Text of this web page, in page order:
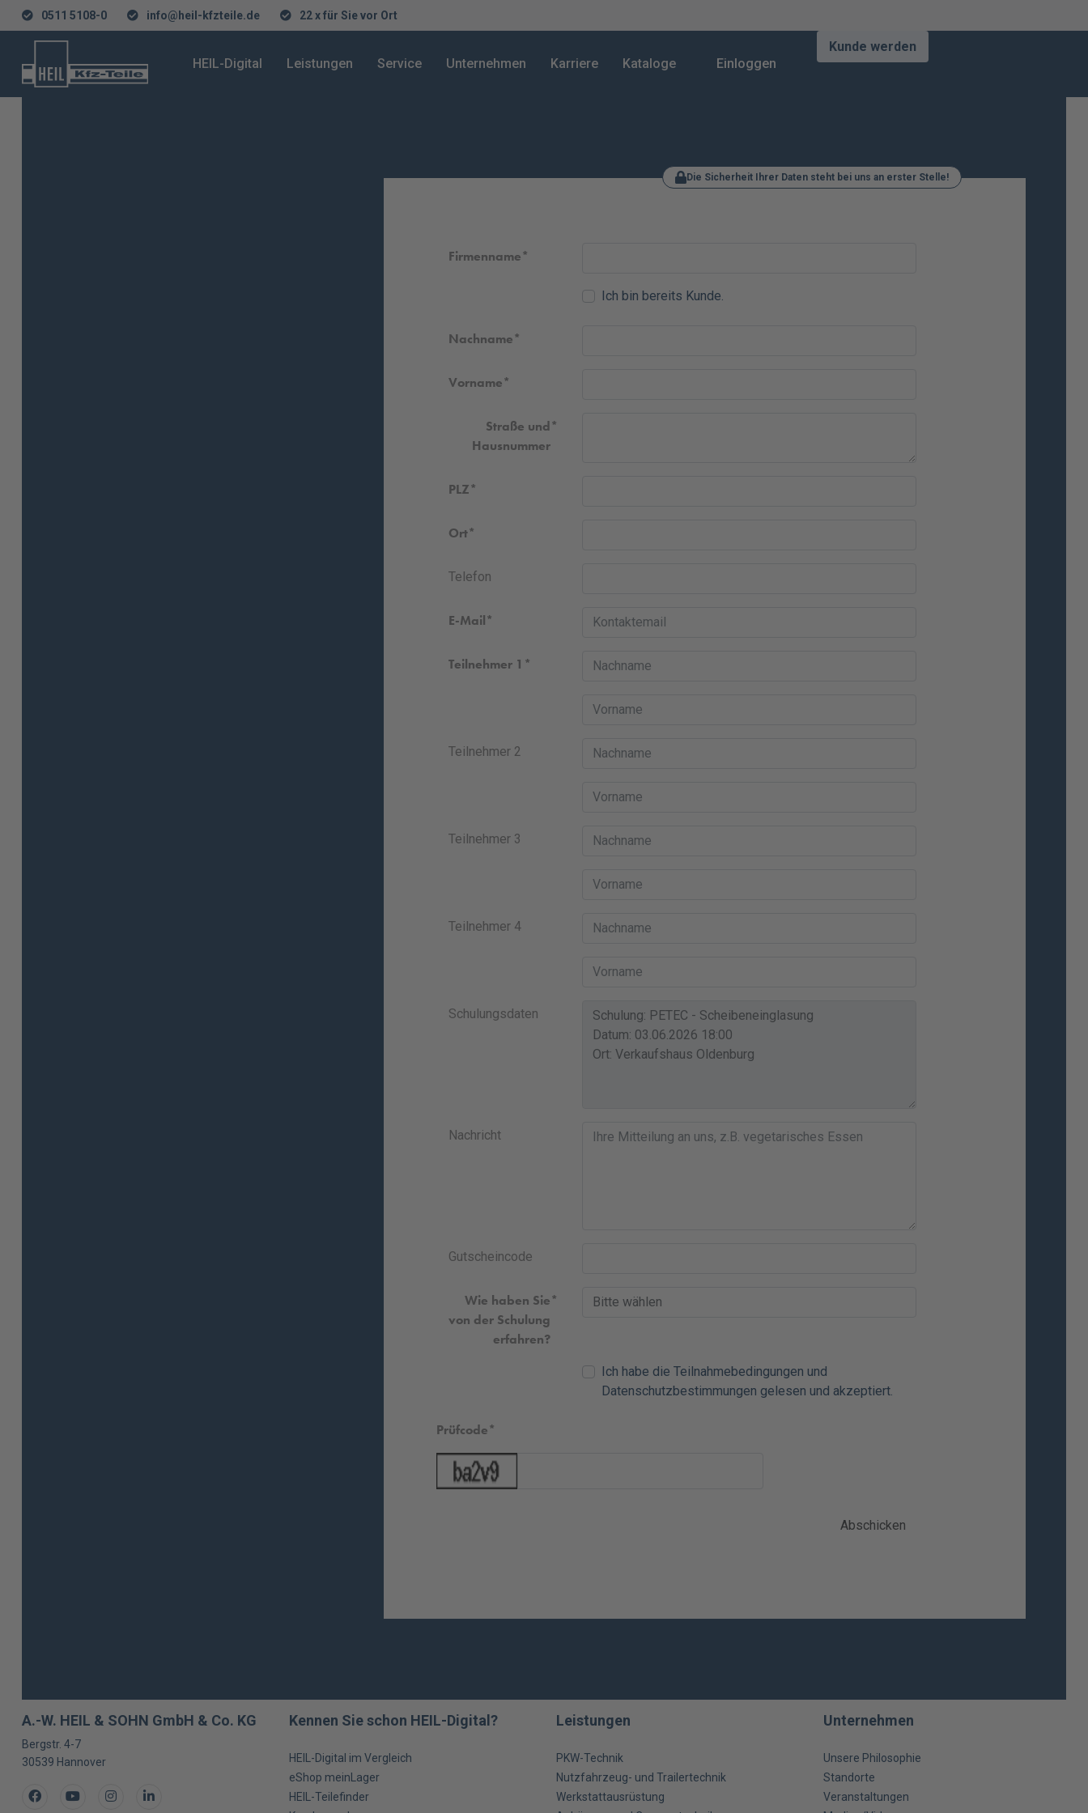
0511 5108-0 info@heil-kfzteile.de 22 x für Sie vor Ort
HEIL-Digital Leistungen Service Unternehmen Karriere Kataloge Einloggen
Kunde werden
Die Sicherheit Ihrer Daten steht bei uns an erster Stelle!
Firmenname
Ich bin bereits Kunde.
Nachname
Vorname
Straße und
Hausnummer
PLZ
Ort
Telefon
E-Mail
Teilnehmer 1
Teilnehmer 2
Teilnehmer 3
Teilnehmer 4
Schulungsdaten
Nachricht
Gutscheincode
Wie haben Sie
von der Schulung
erfahren?
Ich habe dieTeilnahmebedingungen und
Datenschutzbestimmungen gelesen und akzeptiert.
Prüfcode
Abschicken
A.-W. HEIL & SOHN GmbH & Co. KG
Bergstr. 4-7
30539 Hannover
FacebookYoutubeInstagramLinkedIn
Kennen Sie schon HEIL-Digital?
HEIL-Digital im Vergleich
eShop meinLager
HEIL-Teilefinder
Leistungen
PKW-Technik
Nutzfahrzeug- und Trailertechnik
Werkstattausrüstung
Unternehmen
Unsere Philosophie
Standorte
Veranstaltungen